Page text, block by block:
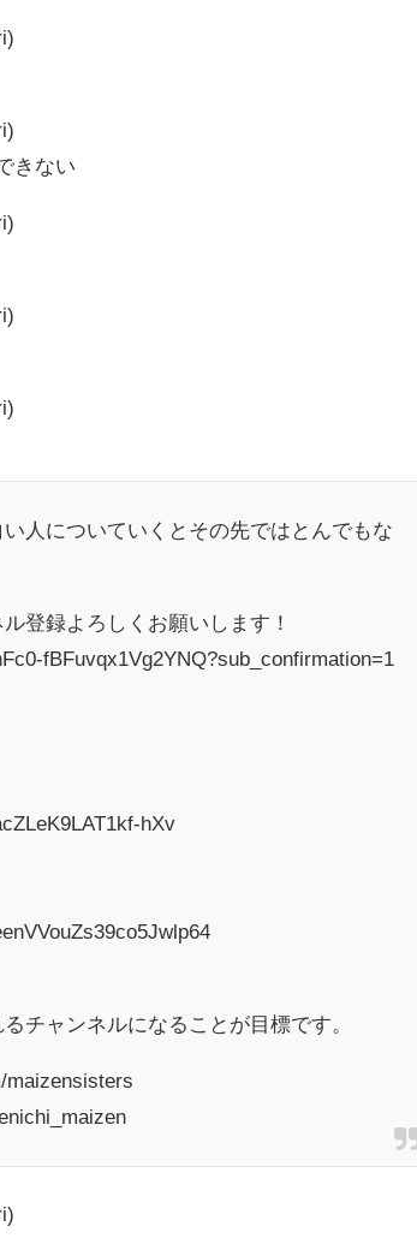
きない
人についていくとその先ではとんでもな
登録よろしくお願いします！
fBFuvqx1Vg2YNQ?sub_confirmation=1
hXv
チャンネルになることが目標です。
maizensisters